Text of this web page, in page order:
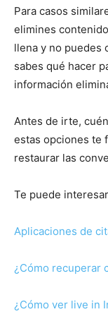
Para casos
elimines
llena y no puedes
sabes qué hacer
información
Antes de irte,
estas opciones te
restaurar las
Te puede
Aplicaciones de
¿Cómo recuperar
¿Cómo ver live in